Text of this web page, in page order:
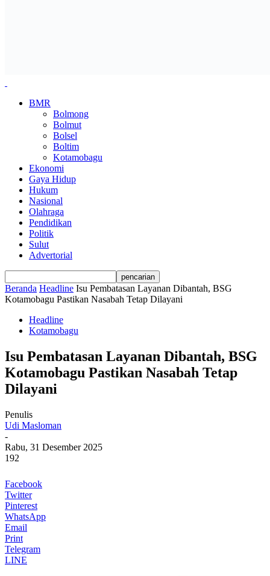
BMR
Bolmong
Bolmut
Bolsel
Boltim
Kotamobagu
Ekonomi
Gaya Hidup
Hukum
Nasional
Olahraga
Pendidikan
Politik
Sulut
Advertorial
Beranda Headline Isu Pembatasan Layanan Dibantah, BSG
Kotamobagu Pastikan Nasabah Tetap Dilayani
Headline
Kotamobagu
Isu Pembatasan Layanan Dibantah, BSG
Kotamobagu Pastikan Nasabah Tetap
Dilayani
Penulis
Udi Masloman
-
Rabu, 31 Desember 2025
192
Facebook
Twitter
Pinterest
WhatsApp
Email
Print
Telegram
LINE